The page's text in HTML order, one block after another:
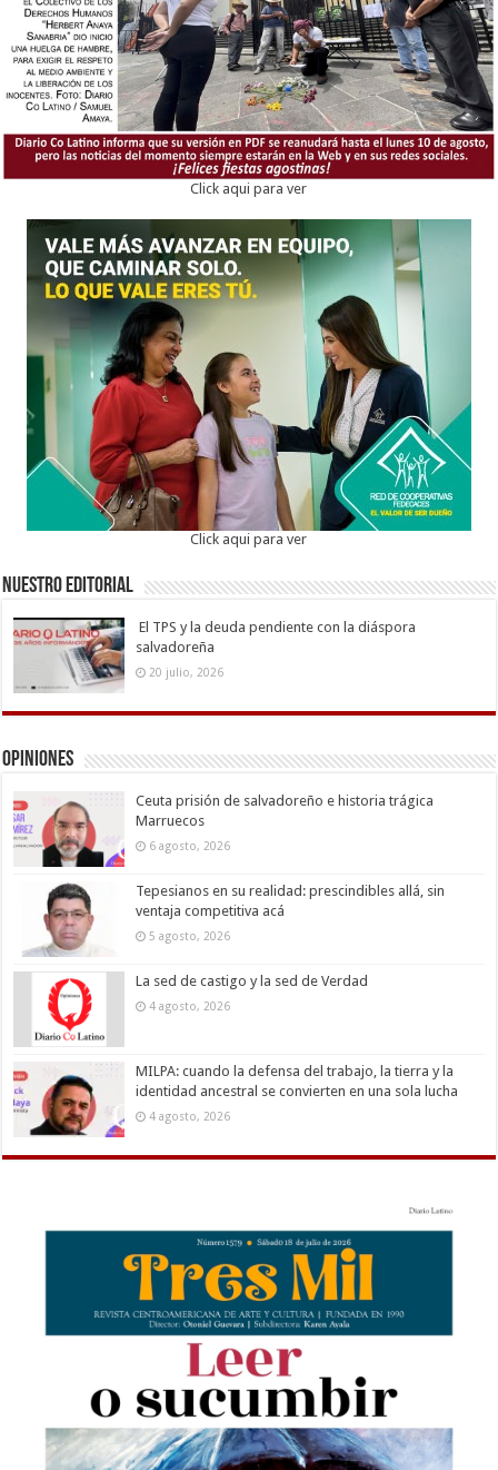
Click aqui para ver
Click aqui para ver
Nuestro Editorial
El TPS y la deuda pendiente con la diáspora
salvadoreña
20 julio, 2026
Opiniones
Ceuta prisión de salvadoreño e historia trágica
Marruecos
6 agosto, 2026
Tepesianos en su realidad: prescindibles allá, sin
ventaja competitiva acá
5 agosto, 2026
La sed de castigo y la sed de Verdad
4 agosto, 2026
MILPA: cuando la defensa del trabajo, la tierra y la
identidad ancestral se convierten en una sola lucha
4 agosto, 2026